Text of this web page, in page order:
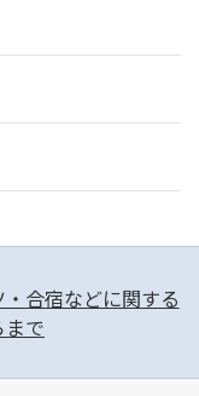
合宿などに関する
で